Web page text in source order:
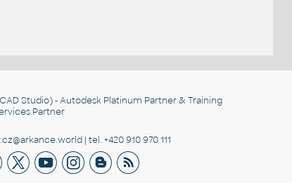
Studio) - Autodesk Platinum Partner & Training
Partner
| tel. +420 910 970 111